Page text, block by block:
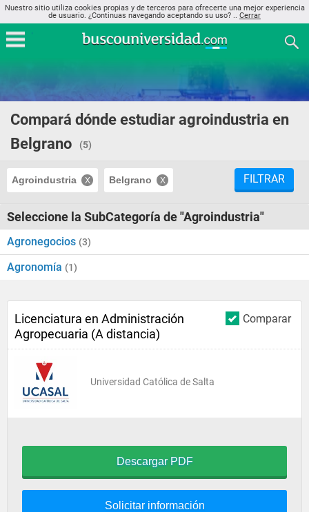
Nuestro sitio utiliza cookies propias y de terceros para ofrecerte una mejor experiencia
de usuario. ¿Continuas navegando aceptando su uso? .. Cerrar
Compará dónde estudiar agroindustria en
Belgrano
(5)
Agroindustria Belgrano FILTRAR
Seleccione la SubCategoría de "Agroindustria"
Agronegocios (3)
Agronomía (1)
Comparar
Licenciatura en Administración
Agropecuaria (A distancia)
Universidad Católica de Salta
Descargar PDF
Solicitar información